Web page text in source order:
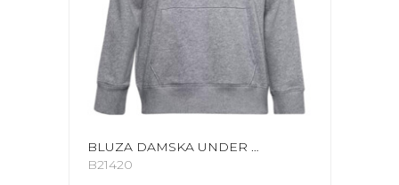
BLUZA DAMSKA UNDER ARMOUR RIVAL FLEECE LOGO HOODIE SZARA 1356318 035
B21420